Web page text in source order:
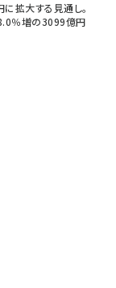
拡大する見通し。
％増の3099億円